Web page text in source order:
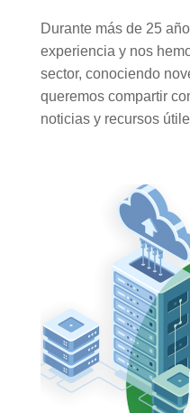
Durante más de 25
experiencia y nos
sector, conociendo
queremos compartir
noticias y recursos